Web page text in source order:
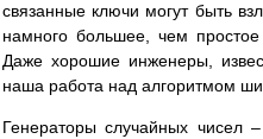
связанные ключи могут быть
намного большее, чем простое
Даже хорошие инженеры,
наша работа над алгоритмом
Генераторы случайных чисел